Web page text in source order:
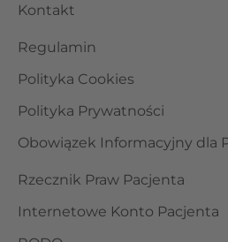
Kontakt
Regulamin
Polityka Cookies
Polityka Prywatności
Obowiązek Informacyjny dla
Rzecznik Praw Pacjenta
Internetowe Konto Pacjenta